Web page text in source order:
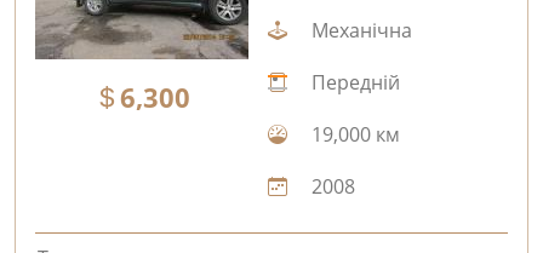
6,300
Механічна
Передній
19,000 км
2008